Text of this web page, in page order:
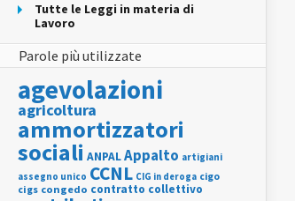
Tutte le Leggi in materia di
Lavoro
Parole più utilizzate
agevolazioni
agricoltura
ammortizzatori
sociali ANPALAppalto artigiani
assegno unico CCNL CIG in deroga cigo
cigs congedo contratto collettivo